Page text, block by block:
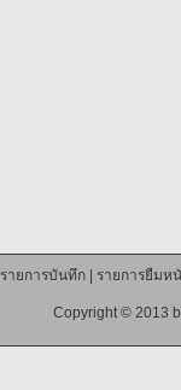
รายการบันทึก| รายการยืมห
Copyright © 2013